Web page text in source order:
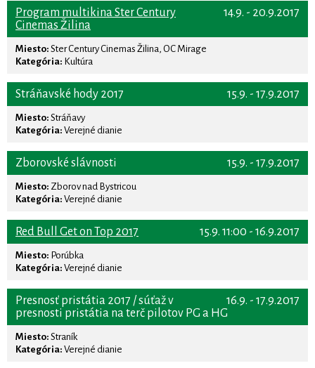
14.9. - 20.9.2017
Program multikina Ster Century
Cinemas Žilina
Miesto: Ster Century Cinemas Žilina, OC Mirage
Kategória: Kultúra
15.9. - 17.9.2017
Stráňavské hody 2017
Miesto: Stráňavy
Kategória: Verejné dianie
15.9. - 17.9.2017
Zborovské slávnosti
Miesto: Zborov nad Bystricou
Kategória: Verejné dianie
15.9. 11:00 - 16.9.2017
Red Bull Get on Top 2017
Miesto: Porúbka
Kategória: Verejné dianie
16.9. - 17.9.2017
Presnosť pristátia 2017 / súťaž v
presnosti pristátia na terč pilotov PG a HG
Miesto: Straník
Kategória: Verejné dianie